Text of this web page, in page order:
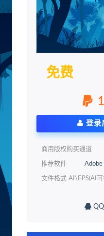
免费
1
登录
商用版权购买通道
推荐软件
文件格式 AI\EPS(AI